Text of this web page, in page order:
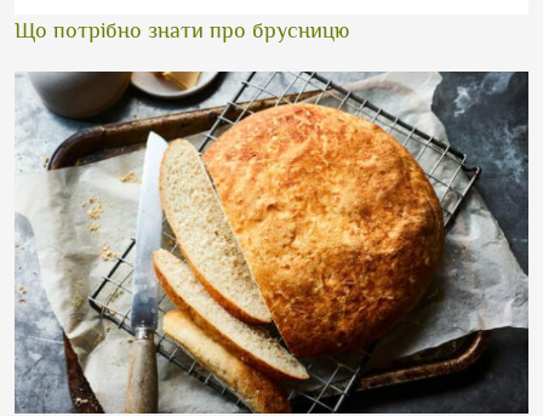
Що потрібно знати про брусницю